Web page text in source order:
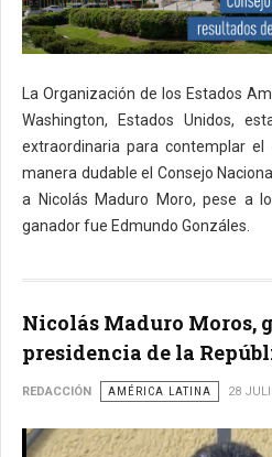
La Organización de los Estados
Washington, Estados Unidos,
extraordinaria para contemplar
manera dudable el Consejo
a Nicolás Maduro Moro, pese a
ganador fue Edmundo Gonzáles.
Nicolás Maduro Moros,
presidencia de la
REDACCIÓN AMÉRICA LATINA 28